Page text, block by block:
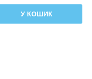
У КОШИК